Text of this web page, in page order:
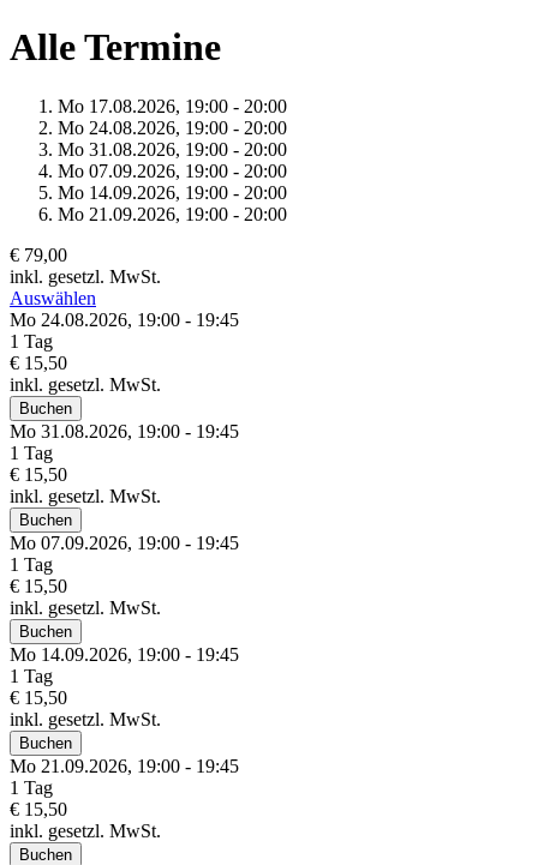
Alle Termine
Mo 17.08.2026, 19:00 - 20:00
Mo 24.08.2026, 19:00 - 20:00
Mo 31.08.2026, 19:00 - 20:00
Mo 07.09.2026, 19:00 - 20:00
Mo 14.09.2026, 19:00 - 20:00
Mo 21.09.2026, 19:00 - 20:00
€ 79,00
inkl. gesetzl. MwSt.
Auswählen
Mo 24.08.2026, 19:00 - 19:45
1 Tag
€ 15,50
inkl. gesetzl. MwSt.
Buchen
Mo 31.08.2026, 19:00 - 19:45
1 Tag
€ 15,50
inkl. gesetzl. MwSt.
Buchen
Mo 07.09.2026, 19:00 - 19:45
1 Tag
€ 15,50
inkl. gesetzl. MwSt.
Buchen
Mo 14.09.2026, 19:00 - 19:45
1 Tag
€ 15,50
inkl. gesetzl. MwSt.
Buchen
Mo 21.09.2026, 19:00 - 19:45
1 Tag
€ 15,50
inkl. gesetzl. MwSt.
Buchen